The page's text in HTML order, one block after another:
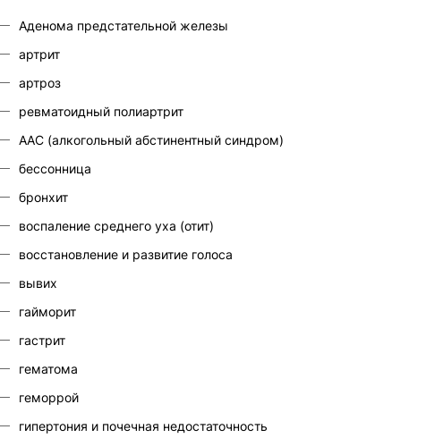
Аденома предстательной железы
артрит
артроз
ревматоидный полиартрит
ААС (алкогольный абстинентный синдром)
бессонница
бронхит
воспаление среднего уха (отит)
восстановление и развитие голоса
вывих
гайморит
гастрит
гематома
геморрой
гипертония и почечная недостаточность